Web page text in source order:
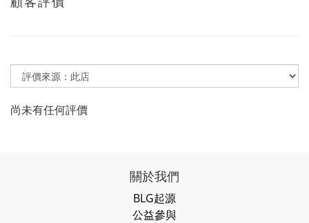
尚未有任何評價
關於我們
BLG起源
公益參與